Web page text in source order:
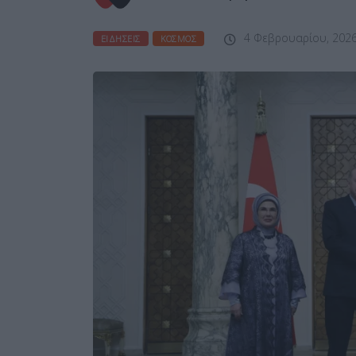
ΕΙΔΉΣΕΙΣ ΚΌΣΜΟΣ 4 Φεβρουαρίου,